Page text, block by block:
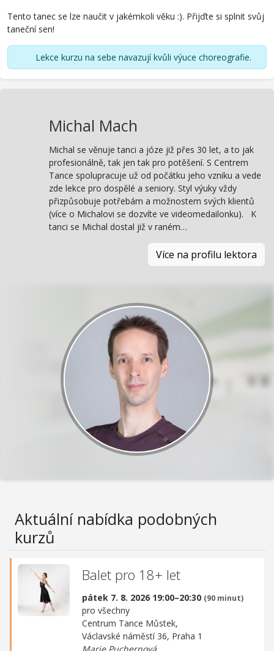
Tento tanec se lze naučit v jakémkoli věku :). Přijďte si splnit svůj
taneční sen!
Lekce kurzu na sebe navazují kvůli výuce choreografie.
Michal Mach
Michal se věnuje tanci a józe již přes 30 let, a to jak
profesionálně, tak jen tak pro potěšení. S Centrem
Tance spolupracuje už od počátku jeho vzniku a vede
zde lekce pro dospělé a seniory. Styl výuky vždy
přizpůsobuje potřebám a možnostem svých klientů
(více o Michalovi se dozvíte ve videomedailonku). K
tanci se Michal dostal již v raném…
Více na profilu lektora
Aktuální nabídka podobných
kurzů
Balet pro 18+ let
pátek 7. 8. 2026 19:00–20:30 (90 minut)
pro všechny
Centrum Tance Můstek,
Václavské náměstí 36, Praha 1